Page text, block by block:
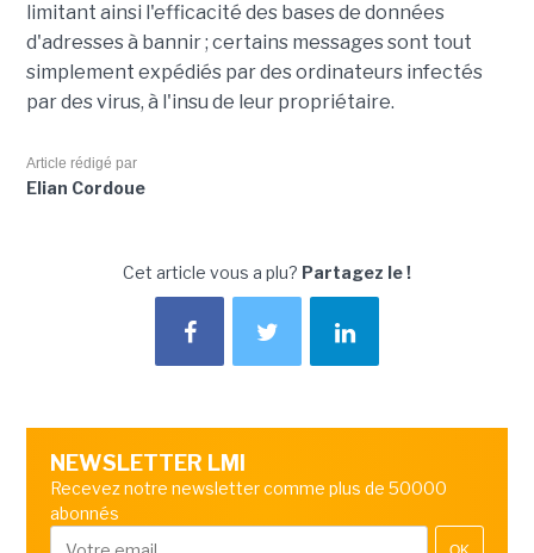
limitant ainsi l'efficacité des bases de données
d'adresses à bannir ; certains messages sont tout
simplement expédiés par des ordinateurs infectés
par des virus, à l'insu de leur propriétaire.
Article rédigé par
Elian Cordoue
Cet article vous a plu? Partagez le !
NEWSLETTER LMI
Recevez notre newsletter comme plus de 50000
abonnés